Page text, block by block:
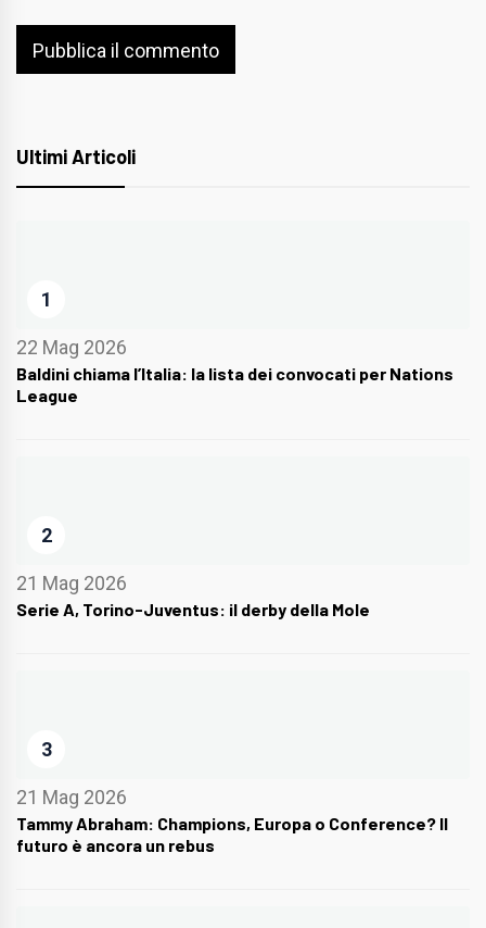
Ultimi Articoli
1
22 Mag 2026
Baldini chiama l’Italia: la lista dei convocati per Nations
League
2
21 Mag 2026
Serie A, Torino-Juventus: il derby della Mole
3
21 Mag 2026
Tammy Abraham: Champions, Europa o Conference? Il
futuro è ancora un rebus